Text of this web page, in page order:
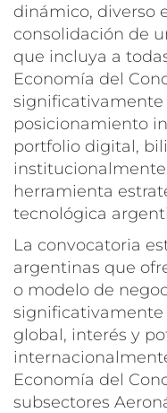
dinámico, diverso
consolidación de
que incluya a
Economía del
significativamente
posicionamiento
portfolio digital,
herramienta
tecnológica
La convocatoria
argentinas que
o modelo de
significativamente
global, interés y
Economía del
subsectores